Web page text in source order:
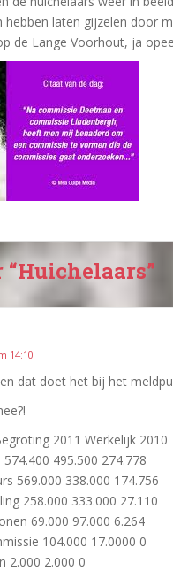
hebben laten gijzelen door
de Lange Voorhout, ja
“Huichelaars”
14:10
dat doet het bij het
2011 Werkelijk 2010
495.500 274.778
569.000 338.000 174.756
258.000 333.000 27.110
69.000 97.000 6.264
104.000 17.0000 0
2.000 2.000 0